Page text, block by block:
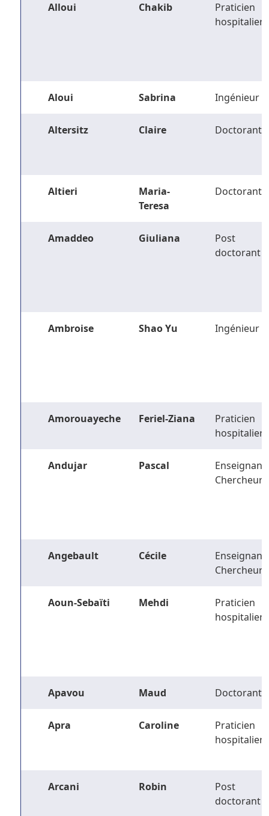
Alloui Chakib
Praticien
hospitalier
Aloui Sabrina Ingénieur
Altersitz Claire Doctorant
Altieri
Maria-
Teresa
Doctorant
Amaddeo Giuliana
Post
doctorant
Ambroise Shao Yu Ingénieur
Amorouayeche Feriel-Ziana
Praticien
hospitalier
Andujar Pascal
Enseignant-
Chercheur
Angebault Cécile
Enseignant-
Chercheur
Aoun-Sebaïti Mehdi
Praticien
hospitalier
Apavou Maud Doctorant
Apra Caroline
Praticien
hospitalier
Arcani Robin
Post
doctorant